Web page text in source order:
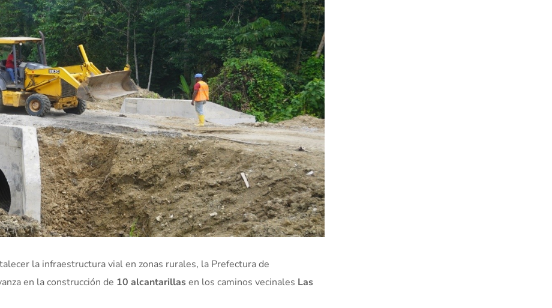
la infraestructura vial en zonas rurales, la Prefectura de
en la construcción de 10 alcantarillasen los caminos vecinales Las